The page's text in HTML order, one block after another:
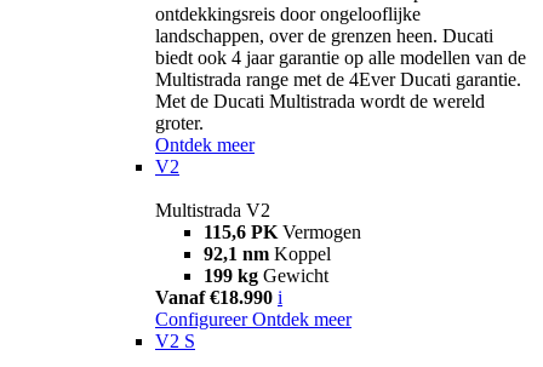
ontdekkingsreis door ongelooflijke
landschappen, over de grenzen heen. Ducati
biedt ook 4 jaar garantie op alle modellen van de
Multistrada range met de 4Ever Ducati garantie.
Met de Ducati Multistrada wordt de wereld
groter.
Ontdek meer
V2
Multistrada V2
115,6 PK Vermogen
92,1 nm Koppel
199 kg Gewicht
Vanaf €18.990 i
Configureer Ontdek meer
V2 S